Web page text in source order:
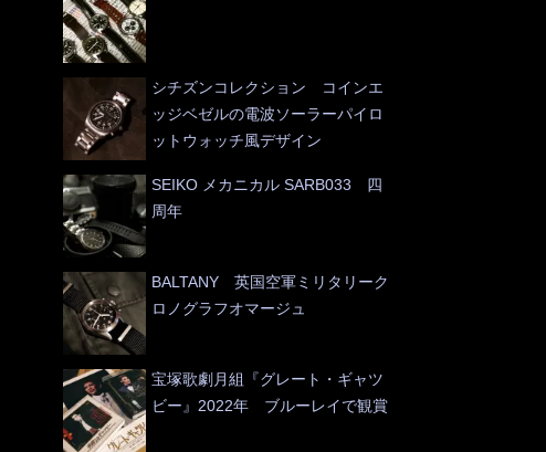
シチズンコレクション コインエ
ッジベゼルの電波ソーラーパイロ
ットウォッチ風デザイン
SEIKO メカニカル SARB033 四
周年
BALTANY 英国空軍ミリタリーク
ロノグラフオマージュ
宝塚歌劇月組『グレート・ギャツ
ビー』2022年 ブルーレイで観賞